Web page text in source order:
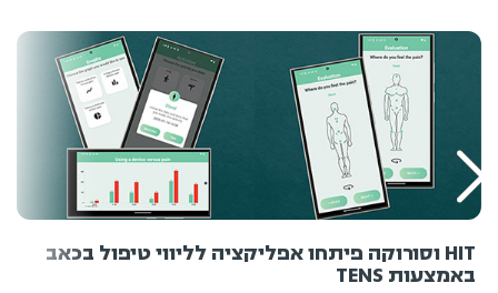
HIT וסורוקה פיתחו אפליקציה לליווי טיפול בכאב
באמצעות TENS